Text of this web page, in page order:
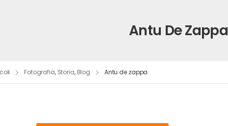
Antu De Zappa
Fotografia, Storia, Blog Antu de zappa